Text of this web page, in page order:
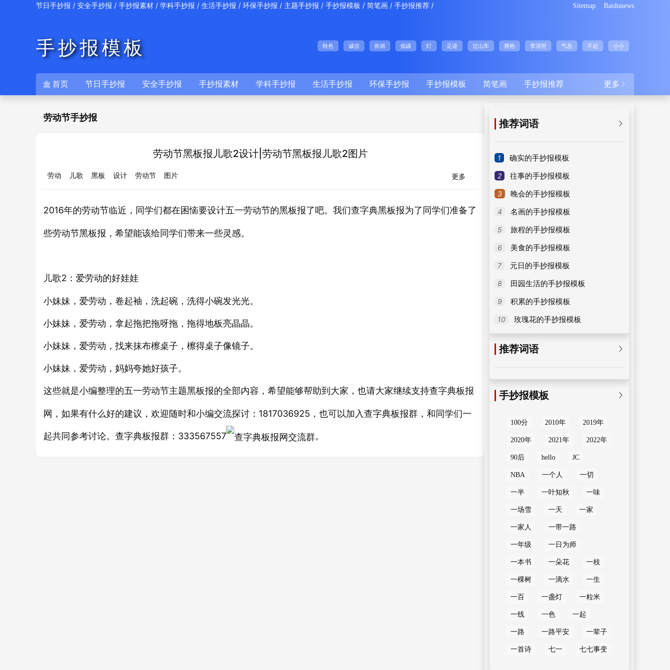
节日手抄报 / 安全手抄报 / 手抄报素材 / 学科手抄报 / 生活手抄报 / 环保手抄报 / 主题手抄报 / 手抄报模板 / 简笔画 / 手抄报推荐 / Sitemap Baidunews
手抄报模板 秋色 诚信 疾病 低碳 灯 足迹 过山车 拥抱 李清照 气息 不起 小小
更多 
 首页 节日手抄报 安全手抄报 手抄报素材 学科手抄报 生活手抄报 环保手抄报 手抄报模板 简笔画 手抄报推荐
劳动节手抄报
劳动节黑板报儿歌2设计|劳动节黑板报儿歌2图片
更多
劳动 儿歌 黑板 设计 劳动节 图片
2016年的劳动节临近，同学们都在困恼要设计五一劳动节的黑板报了吧。我们查字典黑板报为了同学们准备了
些劳动节黑板报，希望能该给同学们带来一些灵感。
儿歌2：爱劳动的好娃娃
小妹妹，爱劳动，卷起袖，洗起碗，洗得小碗发光光。
小妹妹，爱劳动，拿起拖把拖呀拖，拖得地板亮晶晶。
小妹妹，爱劳动，找来抹布檫桌子，檫得桌子像镜子。
小妹妹，爱劳动，妈妈夸她好孩子。
这些就是小编整理的五一劳动节主题黑板报的全部内容，希望能够帮助到大家，也请大家继续支持查字典板报
网，如果有什么好的建议，欢迎随时和小编交流探讨：1817036925，也可以加入查字典板报群，和同学们一
起共同参考讨论。查字典板报群：333567557 。

推荐词语
1 确实的手抄报模板
2 往事的手抄报模板
3 晚会的手抄报模板
4 名画的手抄报模板
5 旅程的手抄报模板
6 美食的手抄报模板
7 元日的手抄报模板
8 田园生活的手抄报模板
9 积累的手抄报模板
10 玫瑰花的手抄报模板

推荐词语

手抄报模板
100分 2010年 2019年
2020年 2021年 2022年
90后 hello JC
NBA 一个人 一切
一半 一叶知秋 一味
一场雪 一天 一家
一家人 一带一路
一年级 一日为师
一本书 一朵花 一枝
一棵树 一滴水 一生
一百 一盏灯 一粒米
一线 一色 一起
一路 一路平安 一辈子
一首诗 七一 七七事变